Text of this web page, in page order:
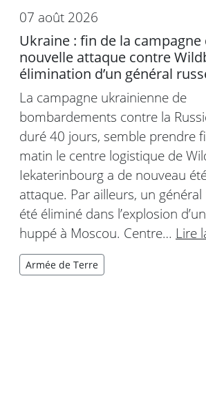
07 août 2026
Ukraine : fin de la campagne
nouvelle attaque contre
élimination d’un général
La campagne ukrainienne de
bombardements contre la
duré 40 jours, semble prendre
matin le centre logistique de
Iekaterinbourg a de nouveau
attaque. Par ailleurs, un
été éliminé dans l’explosion
huppé à Moscou. Centre… Lire
Armée de Terre